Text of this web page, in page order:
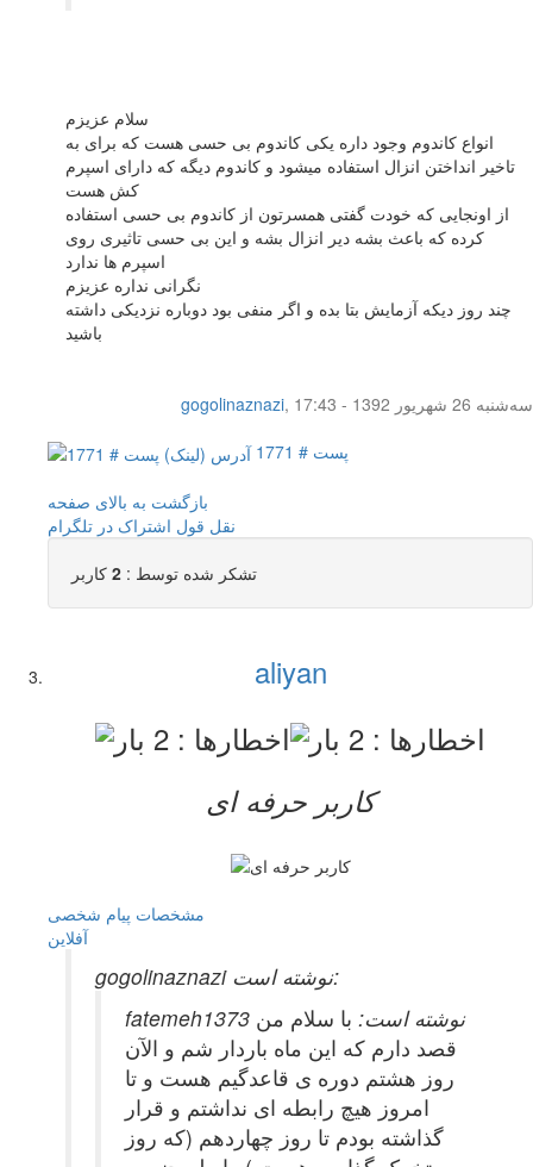
سلام عزیزم
انواع کاندوم وجود داره یکی کاندوم بی حسی هست که برای به
تاخیر انداختن انزال استفاده میشود و کاندوم دیگه که دارای اسپرم
کش هست
از اونجایی که خودت گفتی همسرتون از کاندوم بی حسی استفاده
کرده که باعث بشه دیر انزال بشه و این بی حسی تاثیری روی
اسپرم ها ندارد
نگرانی نداره عزیزم
چند روز دیکه آزمایش بتا بده و اگر منفی بود دوباره نزدیکی داشته
باشید
gogolinaznazi,
سه‌شنبه 26 شهریور 1392 - 17:43
پست # 1771
بازگشت به بالای صفحه
نقل قول اشتراک در تلگرام
تشکر شده توسط : 2 کاربر
aliyan
کاربر حرفه ای
مشخصات پیام شخصی
آفلاين
gogolinaznazi نوشته است:
fatemeh1373 نوشته است: با سلام من
قصد دارم که این ماه باردار شم و الآن
روز هشتم دوره ی قاعدگیم هست و تا
امروز هیچ رابطه ای نداشتم و قرار
گذاشته بودم تا روز چهاردهم (که روز